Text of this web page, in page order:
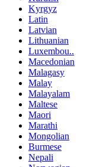
Kyrgyz
Latin
Latvian
Lithuanian
Luxembou..
Macedonian
Malagasy
Malay
Malayalam
Maltese
Maori
Marathi
Mongolian
Burmese
Nepali